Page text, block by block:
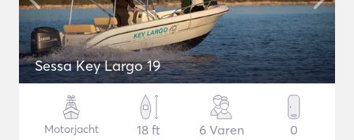
Sessa Key Largo 19
Motorjacht
18 ft
6 Varen 0